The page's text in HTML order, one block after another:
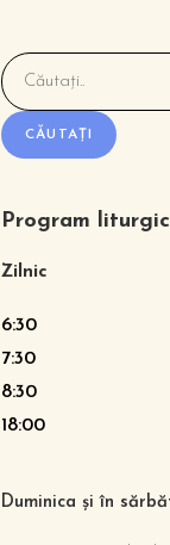
CĂUTAȚI
Program liturgic
Zilnic
6:30
7:30
8:30
18:00
Duminica și în